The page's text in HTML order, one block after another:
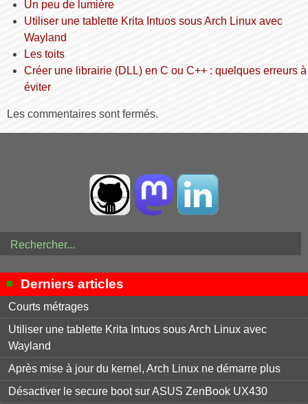
Un peu de lumière
Utiliser une tablette Krita Intuos sous Arch Linux avec
Wayland
Les toits
Créer une librairie (DLL) en C ou C++ : quelques erreurs à
éviter
Les commentaires sont fermés.
Derniers articles
Courts métrages
Utiliser une tablette Krita Intuos sous Arch Linux avec
Wayland
Après mise à jour du kernel, Arch Linux ne démarre plus
Désactiver le secure boot sur ASUS ZenBook UX430